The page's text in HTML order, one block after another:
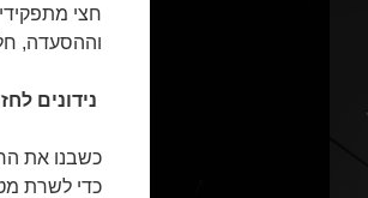
חצי
וההסעדה,
נידונים
כשבנו את
כדי לשרת